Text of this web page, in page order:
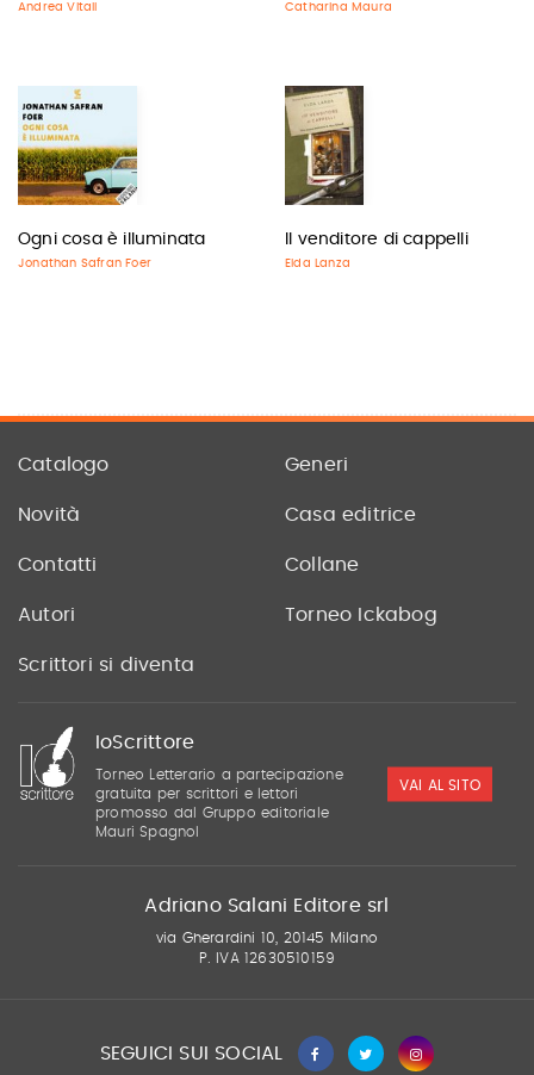
Andrea Vitali Catharina Maura
Ogni cosa è illuminata
Jonathan Safran Foer
Il venditore di cappelli
Elda Lanza
Catalogo Generi
Novità Casa editrice
Contatti Collane
Autori Torneo Ickabog
Scrittori si diventa
IoScrittore
Torneo Letterario a partecipazione
gratuita per scrittori e lettori
promosso dal Gruppo editoriale
Mauri Spagnol
VAI AL SITO
Adriano Salani Editore srl
via Gherardini 10, 20145 Milano
P. IVA 12630510159
SEGUICI SUI SOCIAL